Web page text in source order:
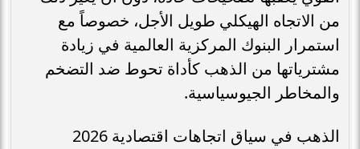
من الاتجاه الهيكلي طويل الأجل، خصوصاً مع
استمرار البنوك المركزية العالمية في زيادة
مشترياتها من الذهب كأداة تحوط ضد التضخم
والمخاطر الجيوسياسية.
الذهب في سياق اتجاهات اقتصادية 2026